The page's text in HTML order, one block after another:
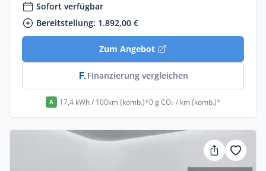
Sofort verfügbar
Bereitstellung: 1.892,00 €
Zum Angebot
Finanzierung vergleichen
A 17,4 kWh / 100km (komb.)*0 g CO₂ / km (komb.)*